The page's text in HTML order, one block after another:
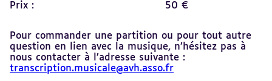
Prix :
50 €
Pour commander une partition ou pour tout autre
question en lien avec la musique, n’hésitez pas à
nous contacter à l’adresse suivante :
transcription.musicale@avh.asso.fr